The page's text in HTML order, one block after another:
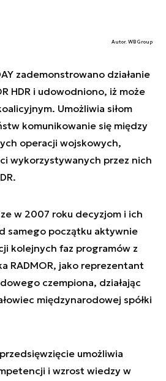
Autor. WB Group
zademonstrowano działanie
HDR i udowodniono, iż może
Umożliwia siłom
komunikowanie się między
operacji wojskowych,
wykorzystywanych przez nich
w 2007 roku decyzjom i ich
samego początku aktywnie
kolejnych faz programów z
RADMOR, jako reprezentant
czempiona, działając
międzynarodowej spółki
umożliwia
i wzrost wiedzy w